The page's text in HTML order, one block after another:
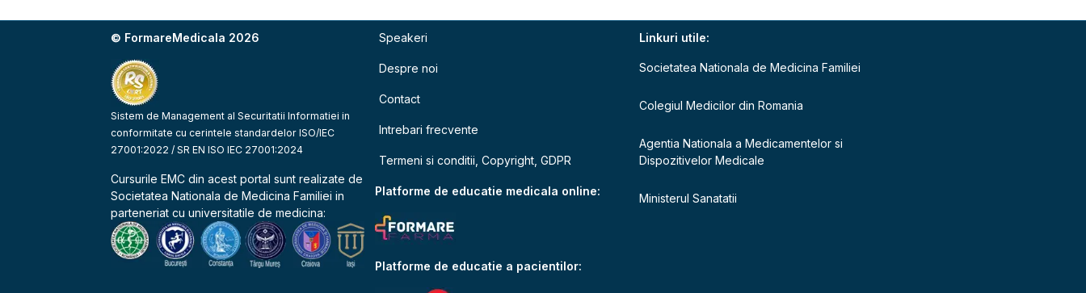
© FormareMedicala 2026
Sistem de Management al Securitatii Informatiei in
conformitate cu cerintele standardelor ISO/IEC
27001:2022 / SR EN ISO IEC 27001:2024
Cursurile EMC din acest portal sunt realizate de
Societatea Nationala de Medicina Familiei in
parteneriat cu universitatile de medicina:
Speakeri
Despre noi
Contact
Intrebari frecvente
Termeni si conditii, Copyright, GDPR
Platforme de educatie medicala online:
Platforme de educatie a pacientilor:
Linkuri utile:
Societatea Nationala de Medicina Familiei
Colegiul Medicilor din Romania
Agentia Nationala a Medicamentelor si
Dispozitivelor Medicale
Ministerul Sanatatii